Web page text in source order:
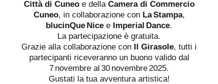
Città di Cuneoe della Camera di Commercio
Cuneo, in collaborazione con La Stampa,
blucinQue Nice e Imperial Dance.
La partecipazione è gratuita.
Grazie alla collaborazione con Il Girasole, tutti i
partecipanti riceveranno un buono valido dal
7 novembre al 30 novembre 2025.
Gustati la tua avventura artistica!